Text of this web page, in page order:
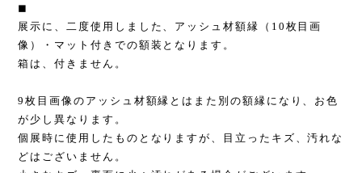
◼︎
展示に、二度使用しました、アッシュ材額縁（10枚目画
像）・マット付きでの額装となります。
箱は、付きません。
9枚目画像のアッシュ材額縁とはまた別の額縁になり、お色
が少し異なります。
個展時に使用したものとなりますが、目立ったキズ、汚れな
どはございません。